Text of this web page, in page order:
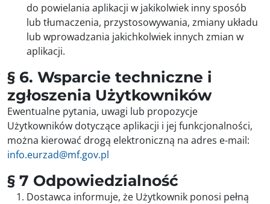
do powielania aplikacji w jakikolwiek inny sposób
lub tłumaczenia, przystosowywania, zmiany układu
lub wprowadzania jakichkolwiek innych zmian w
aplikacji.
§ 6. Wsparcie techniczne i
zgłoszenia Użytkowników
Ewentualne pytania, uwagi lub propozycje
Użytkowników dotyczące aplikacji i jej funkcjonalności,
można kierować drogą elektroniczną na adres e-mail:
info.eurzad@mf.gov.pl
§ 7 Odpowiedzialność
Dostawca informuje, że Użytkownik ponosi pełną